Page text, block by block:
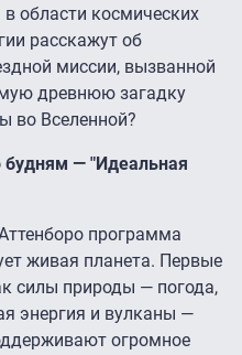
области космических
расскажут об
миссии, вызванной
древнюю загадку
во Вселенной?
будням — "Идеальная
программа
живая планета. Первые
силы природы — погода,
энергия и вулканы —
огромное